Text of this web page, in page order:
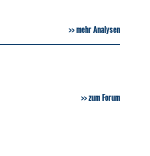
mehr Analysen
zum Forum